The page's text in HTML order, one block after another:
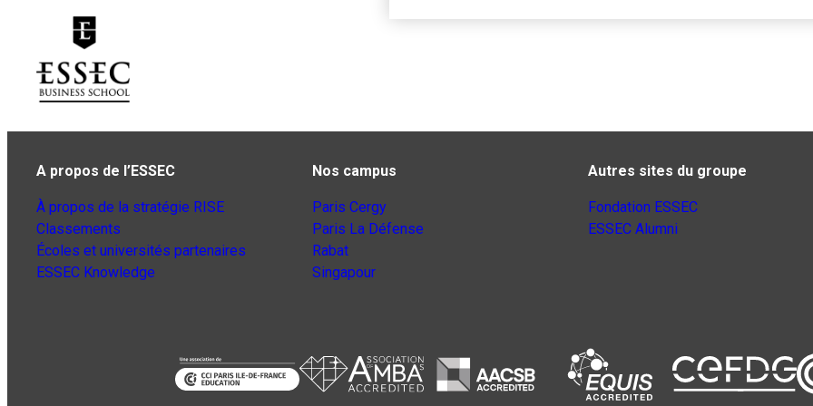
A propos de l’ESSEC
À propos de la stratégie RISE
Classements
Écoles et universités partenaires
ESSEC Knowledge
Nos campus
Paris Cergy
Paris La Défense
Rabat
Singapour
Autres sites du groupe
Fondation ESSEC
ESSEC Alumni